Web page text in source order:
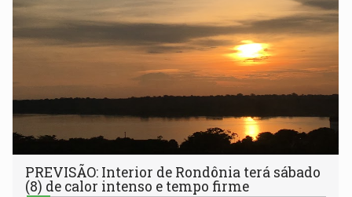
PREVISÃO: Interior de Rondônia terá sábado
(8) de calor intenso e tempo firme